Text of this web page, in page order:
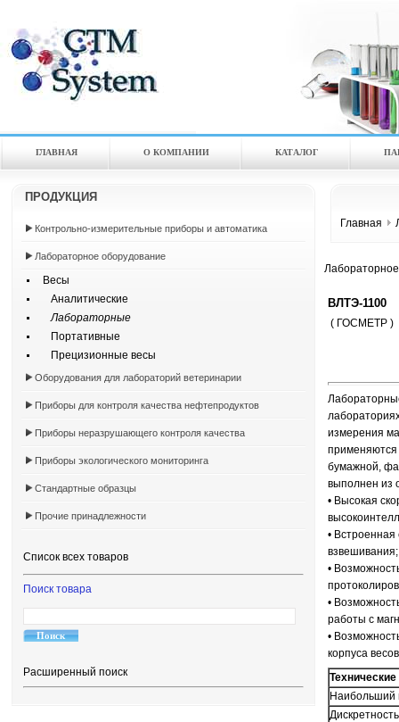
ГЛАВНАЯ О КОМПАНИИ КАТАЛOГ
ПРОДУКЦИЯ
Контрольно-измерительные приборы и автоматика
Лабораторное оборудование
Весы
Аналитические
Лабораторные
Портативные
Прецизионные весы
Оборудования для лабораторий ветеринарии
Приборы для контроля качества нефтепродуктов
Приборы неразрушающего контроля качества
Приборы экологического мониторинга
Стандартные образцы
Прочие принадлежности
Список всех товаров
Поиск товара
Расширенный поиск
Главная
ВЛТЭ-1100
( ГОСМЕТР )
измерения
применяются
бумажной,
выполнен из
• Высокая
•
•
•
работы с
•
корпуса
Технические
Наибольший